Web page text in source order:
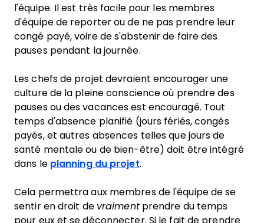
l'équipe. Il est très facile pour les membres
d'équipe de reporter ou de ne pas prendre leur
congé payé, voire de s'abstenir de faire des
pauses pendant la journée.
Les chefs de projet devraient encourager une
culture de la pleine conscience où prendre des
pauses ou des vacances est encouragé. Tout
temps d'absence planifié (jours fériés, congés
payés, et autres absences telles que jours de
santé mentale ou de bien-être) doit être intégré
dans le planning du projet.
Cela permettra aux membres de l'équipe de se
sentir en droit de vraimentprendre du temps
pour eux et se déconnecter. Si le fait de prendre